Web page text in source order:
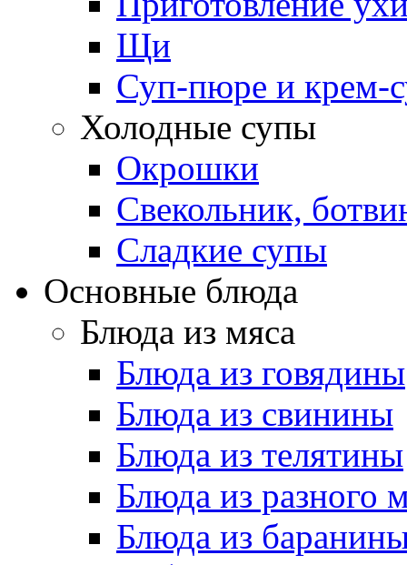
Щи
Суп-пюре и крем-
Холодные супы
Окрошки
Свекольник,
Cладкие супы
Основные блюда
Блюда из мяса
Блюда из говядины
Блюда из свинины
Блюда из телятины
Блюда из разного
Блюда из